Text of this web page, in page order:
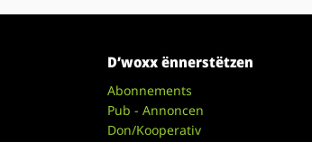
D’woxx ënnerstëtzen
Abonnements
Pub - Annoncen
Don/Kooperativ